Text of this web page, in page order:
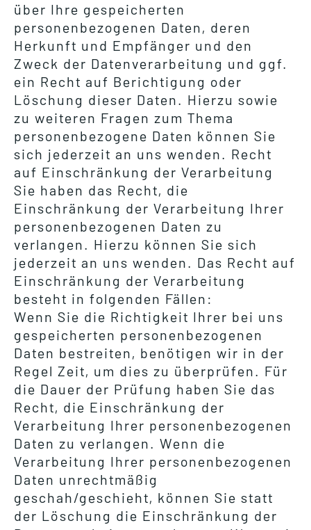
über Ihre gespeicherten
personenbezogenen Daten, deren
Herkunft und Empfänger und den
Zweck der Datenverarbeitung und ggf.
ein Recht auf Berichtigung oder
Löschung dieser Daten. Hierzu sowie
zu weiteren Fragen zum Thema
personenbezogene Daten können Sie
sich jederzeit an uns wenden. Recht
auf Einschränkung der Verarbeitung
Sie haben das Recht, die
Einschränkung der Verarbeitung Ihrer
personenbezogenen Daten zu
verlangen. Hierzu können Sie sich
jederzeit an uns wenden. Das Recht auf
Einschränkung der Verarbeitung
besteht in folgenden Fällen:
Wenn Sie die Richtigkeit Ihrer bei uns
gespeicherten personenbezogenen
Daten bestreiten, benötigen wir in der
Regel Zeit, um dies zu überprüfen. Für
die Dauer der Prüfung haben Sie das
Recht, die Einschränkung der
Verarbeitung Ihrer personenbezogenen
Daten zu verlangen. Wenn die
Verarbeitung Ihrer personenbezogenen
Daten unrechtmäßig
geschah/geschieht, können Sie statt
der Löschung die Einschränkung der